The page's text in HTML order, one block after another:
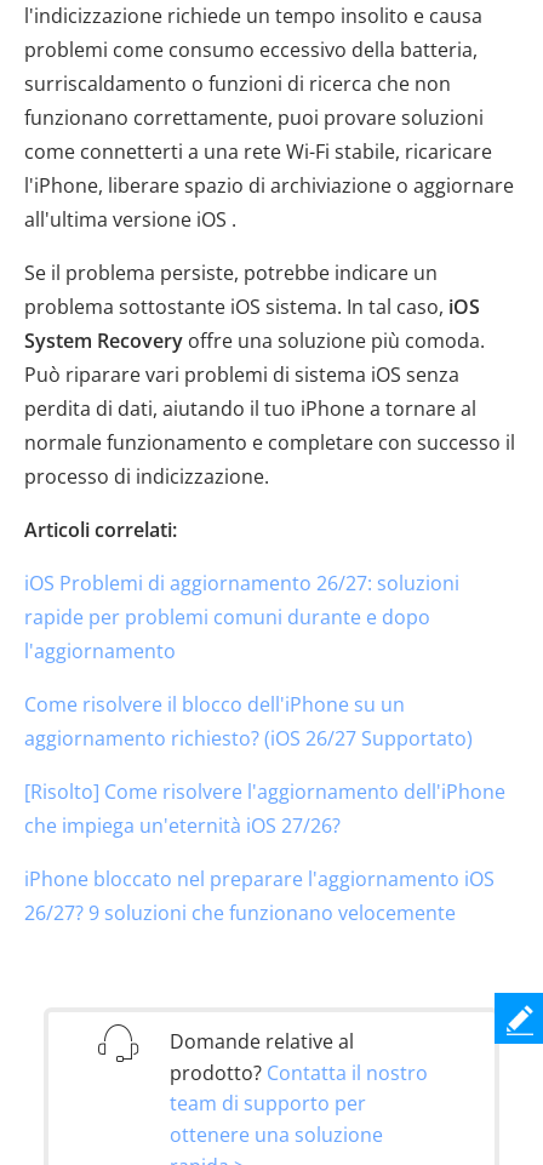
l'indicizzazione richiede un tempo insolito e causa
problemi come consumo eccessivo della batteria,
surriscaldamento o funzioni di ricerca che non
funzionano correttamente, puoi provare soluzioni
come connetterti a una rete Wi-Fi stabile, ricaricare
l'iPhone, liberare spazio di archiviazione o aggiornare
all'ultima versione iOS .
Se il problema persiste, potrebbe indicare un
problema sottostante iOS sistema. In tal caso, iOS
System Recovery offre una soluzione più comoda.
Può riparare vari problemi di sistema iOS senza
perdita di dati, aiutando il tuo iPhone a tornare al
normale funzionamento e completare con successo il
processo di indicizzazione.
Articoli correlati:
iOS Problemi di aggiornamento 26/27: soluzioni
rapide per problemi comuni durante e dopo
l'aggiornamento
Come risolvere il blocco dell'iPhone su un
aggiornamento richiesto? (iOS 26/27 Supportato)
[Risolto] Come risolvere l'aggiornamento dell'iPhone
che impiega un'eternità iOS 27/26?
iPhone bloccato nel preparare l'aggiornamento iOS
26/27? 9 soluzioni che funzionano velocemente
Domande relative al
prodotto? Contatta il nostro
team di supporto per
ottenere una soluzione